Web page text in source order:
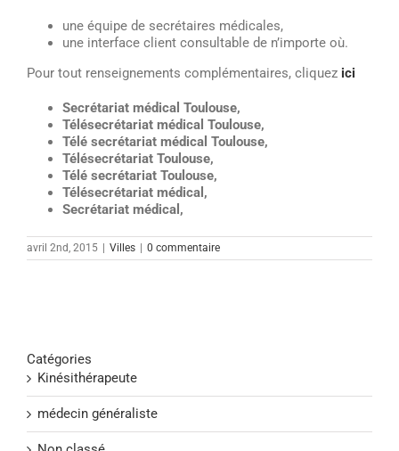
une équipe de secrétaires médicales,
une interface client consultable de n’importe où.
Pour tout renseignements complémentaires, cliquez ici
Secrétariat médical Toulouse,
Télésecrétariat médical Toulouse,
Télé secrétariat médical Toulouse,
Télésecrétariat Toulouse,
Télé secrétariat Toulouse,
Télésecrétariat médical,
Secrétariat médical,
avril 2nd, 2015 | Villes | 0 commentaire
Catégories
Kinésithérapeute
médecin généraliste